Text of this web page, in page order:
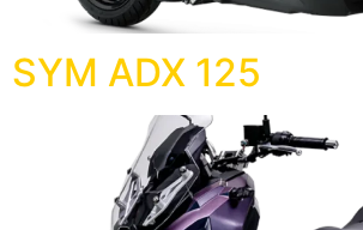
SYM ADX 125